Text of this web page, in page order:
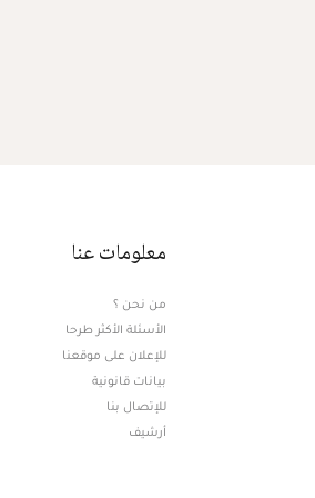
معلومات عنا
من نحن ؟
الأسئلة الأكثر طرحا
للإعلان على موقعنا
بيانات قانونية
للإتصال بنا
أرشيف